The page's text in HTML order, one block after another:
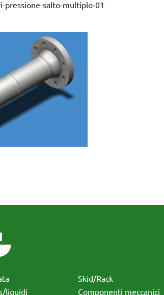
pressione-salto-multiplo-01
liquidi
Skid/Rack
Componenti meccanici